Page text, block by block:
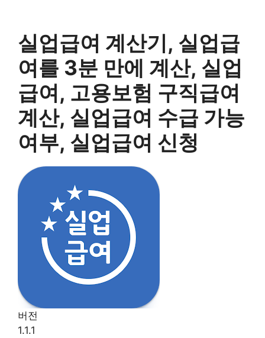
실업급여 계산기, 실업급
여를 3분 만에 계산, 실업
급여, 고용보험 구직급여
계산, 실업급여 수급 가능
여부, 실업급여 신청
버전
1.1.1